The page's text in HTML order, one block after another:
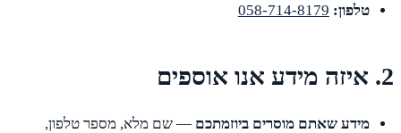
טלפון: 058-714-8179
2. איזה מידע אנו אוספים
מידע שאתם מוסרים ביוזמתכם — שם מלא, מספר טלפון,